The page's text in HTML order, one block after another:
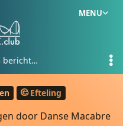
MENU
Efteling
door Danse Macabre
berichten